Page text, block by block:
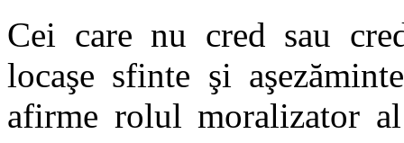
Cei care nu cred sau
locaşe sfinte şi
afirme rolul moralizator